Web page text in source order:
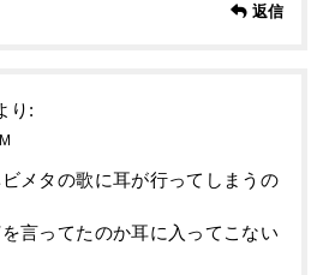
返信
り:
メタの歌に耳が行ってしまうの
言ってたのか耳に入ってこない